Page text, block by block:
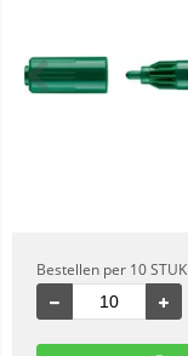
Bestellen per 10 STUK